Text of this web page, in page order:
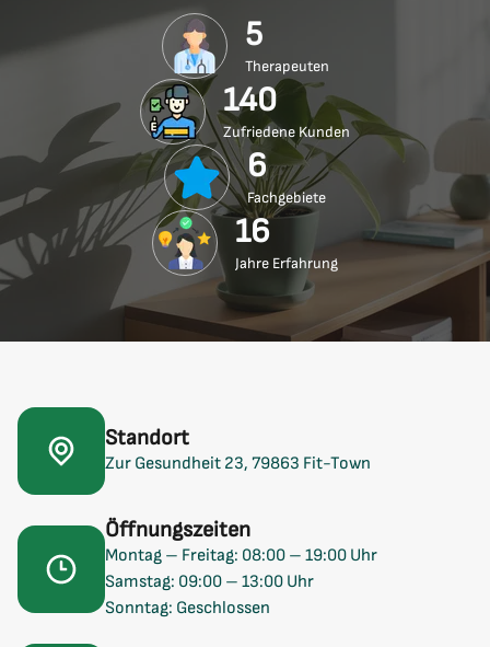
5
Therapeuten
140
Zufriedene Kunden
6
Fachgebiete
16
Jahre Erfahrung
Standort
Zur Gesundheit 23, 79863 Fit-Town
Öffnungszeiten
Montag – Freitag: 08:00 – 19:00 Uhr
Samstag: 09:00 – 13:00 Uhr
Sonntag: Geschlossen